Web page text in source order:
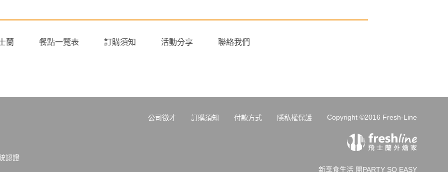
蘭 餐點一覽表 訂購須知 活動分享 聯絡我們
公司徵才 訂購須知 付款方式 隱私權保護 Copyright ©2016 Fresh-Line
認證
新享食生活 開PARTY SO EASY